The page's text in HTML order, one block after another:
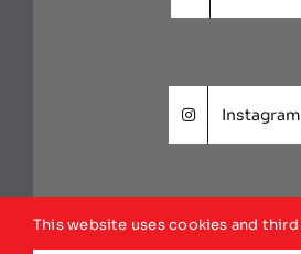
Instagram
This website uses cookies and